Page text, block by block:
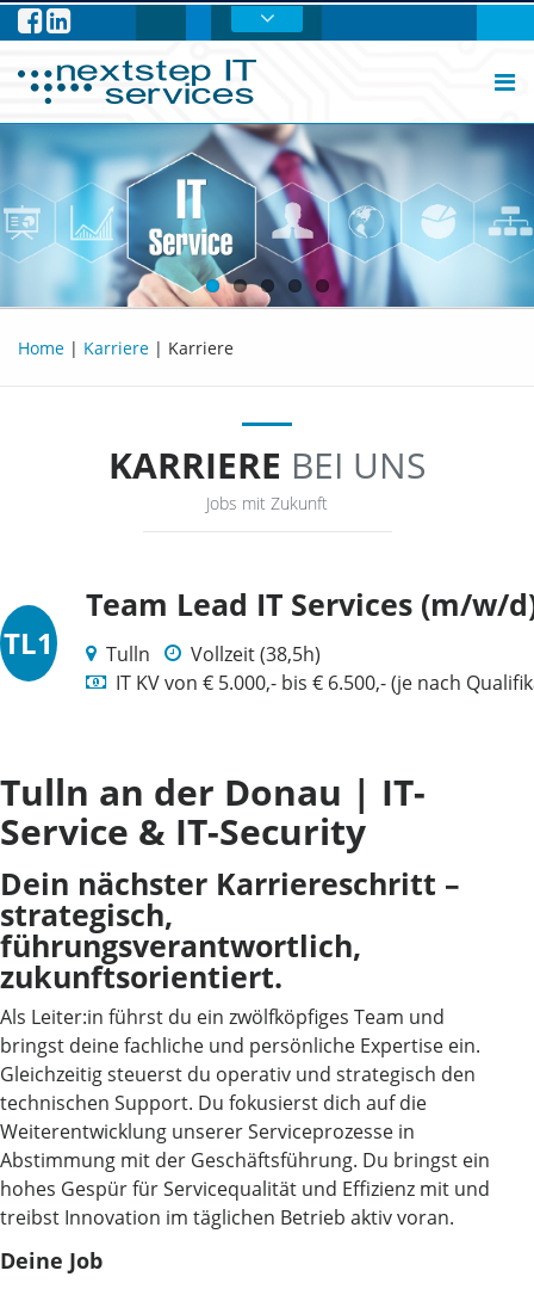
Facebook
Linkedin
Home | Karriere | Karriere
KARRIERE BEI UNS
Jobs mit Zukunft
TL1
Team Lead IT Services (m/w/
Tulln
Vollzeit (38,5h)
IT KV von € 5.000,- bis € 6.500,- (je nach
Tulln an der Donau | IT-
Service & IT-Security
Dein nächster Karriereschritt –
strategisch,
führungsverantwortlich,
zukunftsorientiert.
Als Leiter:in führst du ein zwölfköpfiges Team und
bringst deine fachliche und persönliche Expertise ein.
Gleichzeitig steuerst du operativ und strategisch den
technischen Support. Du fokusierst dich auf die
Weiterentwicklung unserer Serviceprozesse in
Abstimmung mit der Geschäftsführung. Du bringst ein
hohes Gespür für Servicequalität und Effizienz mit und
treibst Innovation im täglichen Betrieb aktiv voran.
Deine Job